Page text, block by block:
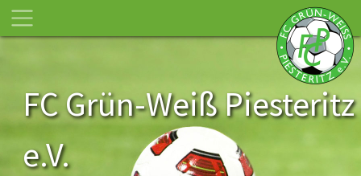
FC Grün-Weiß Piesteritz
e.V.